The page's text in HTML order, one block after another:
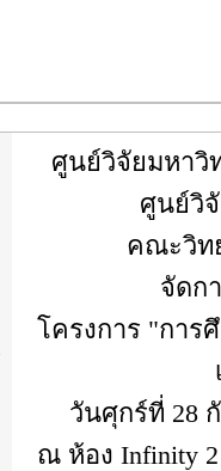
ศูนย์วิจัยมหาวิ
ศูนย์วิ
คณะวิท
จัดก
โครงการ "การ
วันศุกร์ที่ 28
ณ ห้อง Infinity